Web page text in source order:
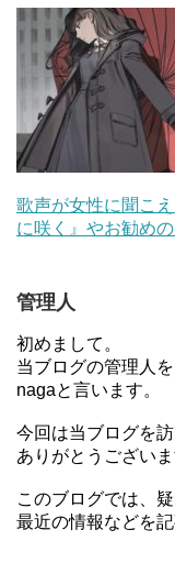
歌声が女性に聞こ
に咲く』やお勧め
管理人
初めまして。
当ブログの管理人を
nagaと言います。
今回は当ブログを訪
ありがとうございま
このブログでは、
最近の情報などを記